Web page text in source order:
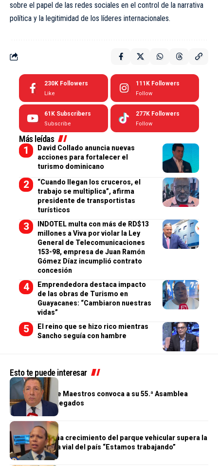
sobre el papel de las redes sociales en el control de la narrativa
política y la legitimidad de los líderes internacionales.
230K Followers
Like
111K Followers
Follow
61K Subscribers
Subscribe
277K Followers
Follow
Más leídas
David Collado anuncia nuevas
acciones para fortalecer el
turismo dominicano
“Cuando llegan los cruceros, el
trabajo se multiplica”, afirma
presidente de transportistas
turísticos
INDOTEL multa con más de RD$13
millones a Viva por violar la Ley
General de Telecomunicaciones
153-98, empresa de Juan Ramón
Gómez Díaz incumplió contrato
concesión
Emprendedora destaca impacto
de las obras de Turismo en
Guayacanes: “Cambiaron nuestras
vidas”
El reino que se hizo rico mientras
Sancho seguía con hambre
Esto te puede interesar
GENERALES
Cooperativa de Maestros convoca a su 55.ª Asamblea
General de Delegados
GENERALES
Morrison afirma crecimiento del parque vehicular supera la
infraestructura vial del país “Estamos trabajando”